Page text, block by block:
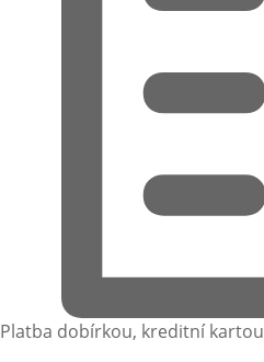
Platba dobírkou, kreditní kartou